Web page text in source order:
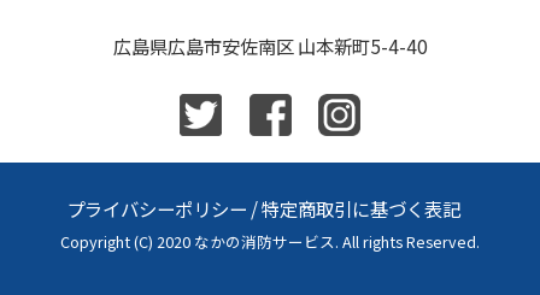
広島県広島市安佐南区 山本新町5-4-40
プライバシーポリシー /特定商取引に基づく表記
Copyright (C) 2020 なかの消防サービス. All rights Reserved.